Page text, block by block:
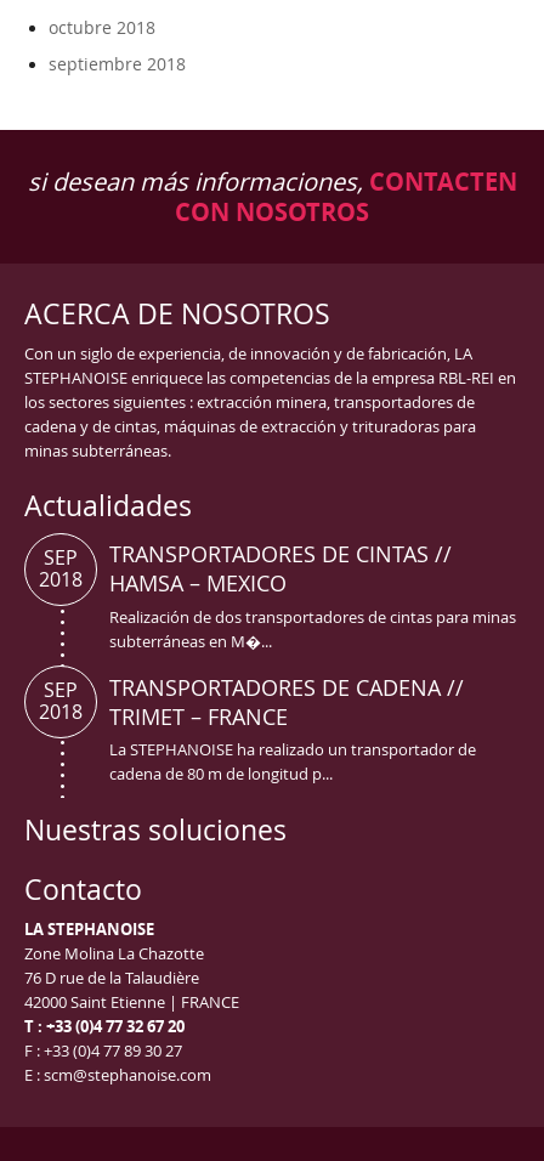
octubre 2018
septiembre 2018
si desean más informaciones, CONTACTEN
CON NOSOTROS
ACERCA DE NOSOTROS
Con un siglo de experiencia, de innovación y de fabricación, LA
STEPHANOISE enriquece las competencias de la empresa RBL-REI en
los sectores siguientes : extracción minera, transportadores de
cadena y de cintas, máquinas de extracción y trituradoras para
minas subterráneas.
Actualidades
TRANSPORTADORES DE CINTAS //
HAMSA – MEXICO
Realización de dos transportadores de cintas para minas
subterráneas en M�...
SEP
2018
TRANSPORTADORES DE CADENA //
TRIMET – FRANCE
La STEPHANOISE ha realizado un transportador de
cadena de 80 m de longitud p...
SEP
2018
Nuestras soluciones
Contacto
LA STEPHANOISE
Zone Molina La Chazotte
76 D rue de la Talaudière
42000 Saint Etienne | FRANCE
T : +33 (0)4 77 32 67 20
F : +33 (0)4 77 89 30 27
E : scm@stephanoise.com